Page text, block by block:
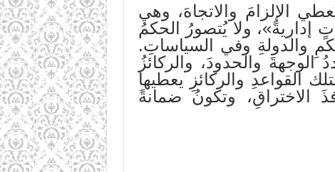
الإلزامَ والاتجاهَ، وهي
ولا يُتصورُ الحكمُ
والدولةِ وفي السياساتِ.
والحدودَ، والركائزُ
القواعدِ والركائزِ يعطيها
الاختراقِ، وتكونُ ضمانةً